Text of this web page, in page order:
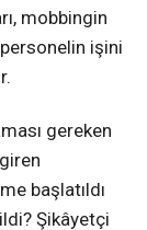
mobbingin
işini
gereken
başlatıldı
Şikâyetçi